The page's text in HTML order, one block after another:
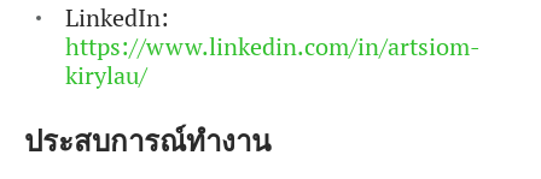
LinkedIn:
https://www.linkedin.com/in/artsiom-
kirylau/
ประสบการณ์ทำงาน